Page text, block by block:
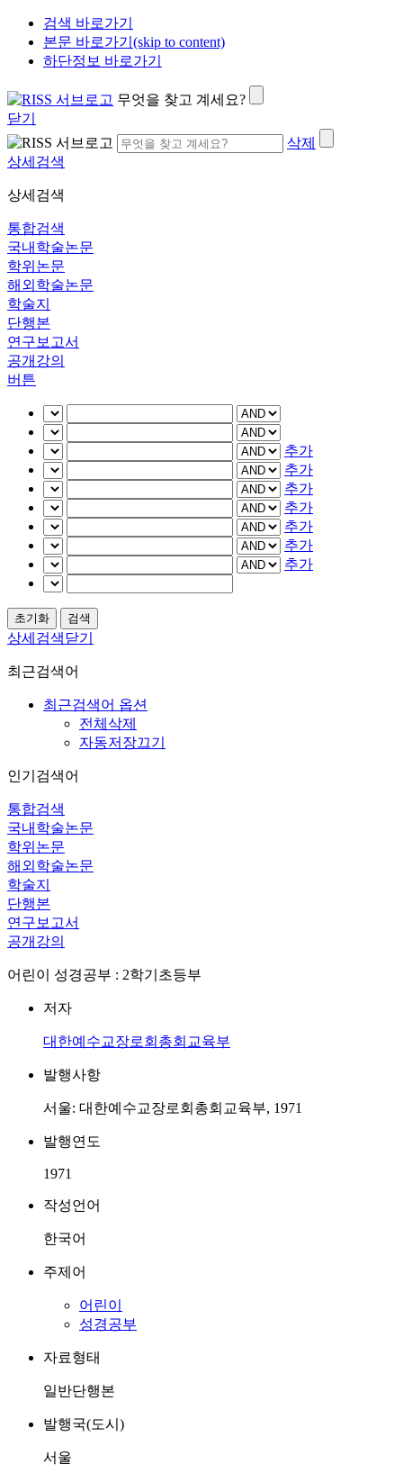
검색 바로가기
본문 바로가기(skip to content)
하단정보 바로가기
무엇을 찾고 계세요?
닫기
삭제
상세검색
상세검색
통합검색
국내학술논문
학위논문
해외학술논문
학술지
단행본
연구보고서
공개강의
버튼
추가
추가
추가
추가
추가
추가
추가
상세검색닫기
최근검색어
최근검색어 옵션
전체삭제
자동저장끄기
인기검색어
통합검색
국내학술논문
학위논문
해외학술논문
학술지
단행본
연구보고서
공개강의
어린이 성경공부 : 2학기초등부
저자
대한예수교장로회총회교육부
발행사항
서울: 대한예수교장로회총회교육부, 1971
발행연도
1971
작성언어
한국어
주제어
어린이
성경공부
자료형태
일반단행본
발행국(도시)
서울